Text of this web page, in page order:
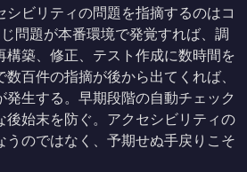
ビリティの問題を指摘するのはコ
問題が本番環境で発覚すれば、調
構築、修正、テスト作成に数時間を
百件の指摘が後から出てくれば、
生する。早期段階の自動チェック
後始末を防ぐ。アクセシビリティの
うのではなく、予期せぬ手戻りこそ